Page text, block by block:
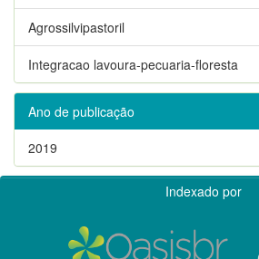
Agrossilvipastoril
Integracao lavoura-pecuaria-floresta
Ano de publicação
2019
Indexado por